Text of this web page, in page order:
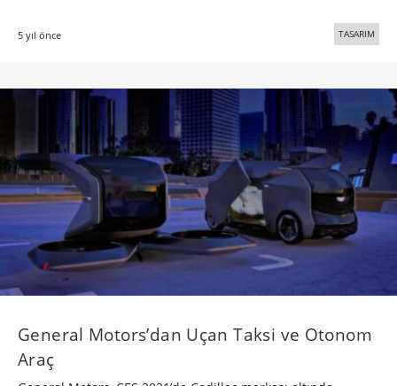
5 yıl önce TASARIM
General Motors’dan Uçan Taksi ve Otonom
Araç